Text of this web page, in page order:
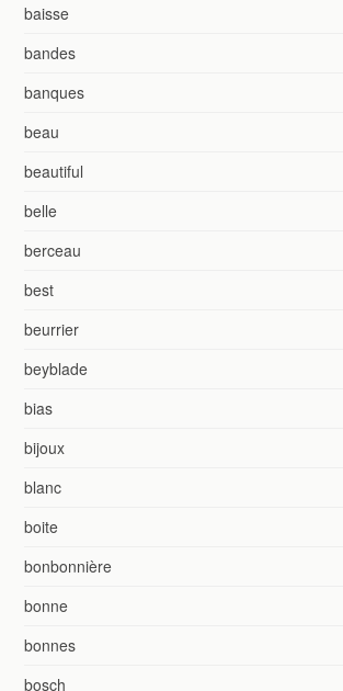
baisse
bandes
banques
beau
beautiful
belle
berceau
best
beurrier
beyblade
bias
bijoux
blanc
boite
bonbonnière
bonne
bonnes
bosch